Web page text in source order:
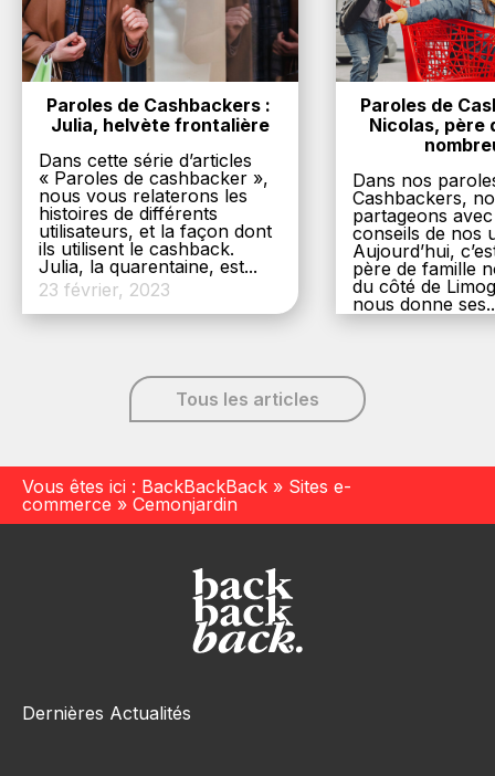
Paroles de Cashbackers :
Julia, helvète frontalière
Dans cette série d’articles
« Paroles de cashbacker »,
nous vous relaterons les
histoires de différents
utilisateurs, et la façon dont
ils utilisent le cashback.
Julia, la quarentaine, est...
23 février, 2023
Paroles de
Nicolas, père
Dans nos
Cashbackers,
partageons
conseils de nos
Aujourd’hui,
père de famille
du côté de
nous donne
Tous les articles
Vous êtes ici : BackBackBack » Sites e-
commerce » Cemonjardin
Dernières Actualités